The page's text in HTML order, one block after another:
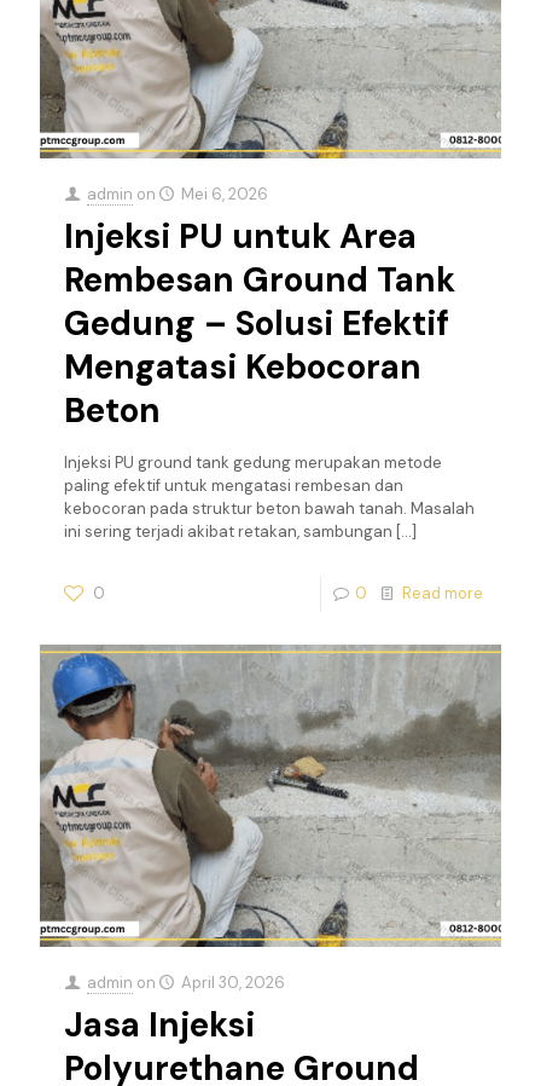
admin on Mei 6, 2026
Injeksi PU untuk Area
Rembesan Ground Tank
Gedung – Solusi Efektif
Mengatasi Kebocoran
Beton
Injeksi PU ground tank gedung merupakan metode
paling efektif untuk mengatasi rembesan dan
kebocoran pada struktur beton bawah tanah. Masalah
ini sering terjadi akibat retakan, sambungan […]
0 0 Read more
admin on April 30, 2026
Jasa Injeksi
Polyurethane Ground